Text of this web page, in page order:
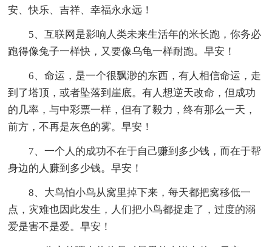
安、快乐、吉祥、幸福永永远！
5、互联网是影响人类未来生活年的米长跑，你务必
跑得像兔子一样快，又要像乌龟一样耐跑。早安！
6、命运，是一个很飘渺的东西，有人相信命运，走
到了塔顶，或者坠落到崖底。有人想逆天改命，但成功
的几率，与中彩票一样，但有了毅力，终有那么一天，
前方，不再是灰色的雾。早安！
7、一个人的成功不在于自己赚到多少钱，而在于帮
身边的人赚到多少钱。早安！
8、大鸟怕小鸟从窝里掉下来，每天都把窝移低一
点，灾难也因此发生，人们把小鸟都捉走了，过度的溺
爱是害不是爱。早安！